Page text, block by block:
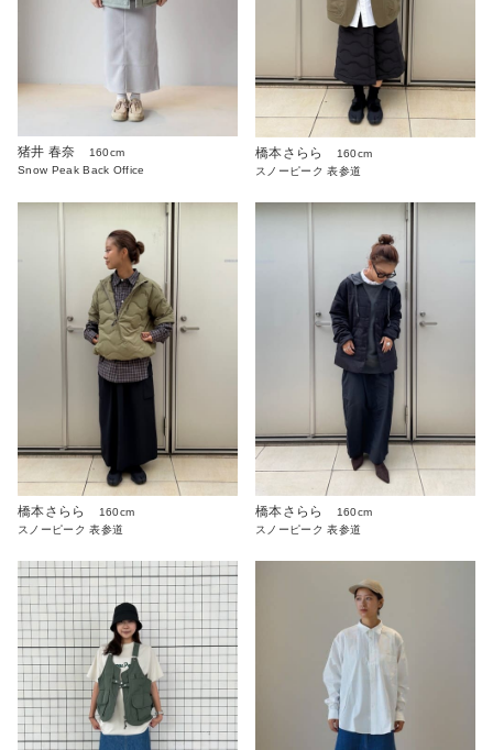
猪井 春奈
160cm
Snow Peak Back Office
橋本さらら
160cm
スノーピーク 表参道
橋本さらら
160cm
スノーピーク 表参道
橋本さらら
160cm
スノーピーク 表参道